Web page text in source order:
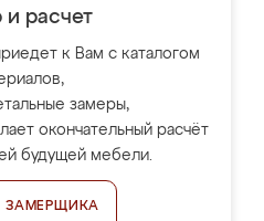
и расчет
к Вам с каталогом
замеры,
окончательный расчёт
будущей мебели.
ЗАМЕРЩИКА